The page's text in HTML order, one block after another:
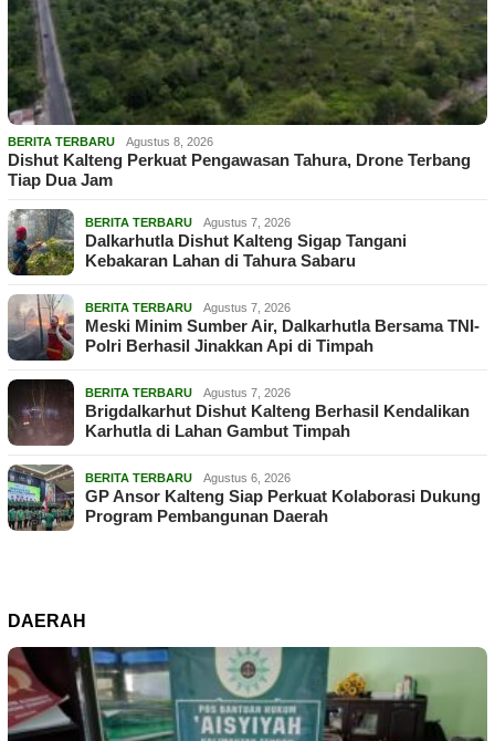
BERITA TERBARU Agustus 8, 2026
Dishut Kalteng Perkuat Pengawasan Tahura, Drone Terbang
Tiap Dua Jam
BERITA TERBARU Agustus 7, 2026
Dalkarhutla Dishut Kalteng Sigap Tangani
Kebakaran Lahan di Tahura Sabaru
BERITA TERBARU Agustus 7, 2026
Meski Minim Sumber Air, Dalkarhutla Bersama TNI-
Polri Berhasil Jinakkan Api di Timpah
BERITA TERBARU Agustus 7, 2026
Brigdalkarhut Dishut Kalteng Berhasil Kendalikan
Karhutla di Lahan Gambut Timpah
BERITA TERBARU Agustus 6, 2026
GP Ansor Kalteng Siap Perkuat Kolaborasi Dukung
Program Pembangunan Daerah
DAERAH